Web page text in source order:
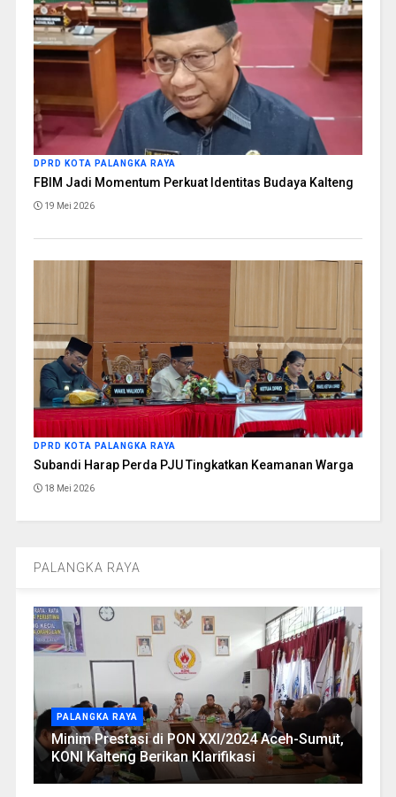
DPRD KOTA PALANGKA RAYA
FBIM Jadi Momentum Perkuat Identitas Budaya Kalteng
19 Mei 2026
DPRD KOTA PALANGKA RAYA
Subandi Harap Perda PJU Tingkatkan Keamanan Warga
18 Mei 2026
PALANGKA RAYA
PALANGKA RAYA
Minim Prestasi di PON XXI/2024 Aceh-Sumut,
KONI Kalteng Berikan Klarifikasi